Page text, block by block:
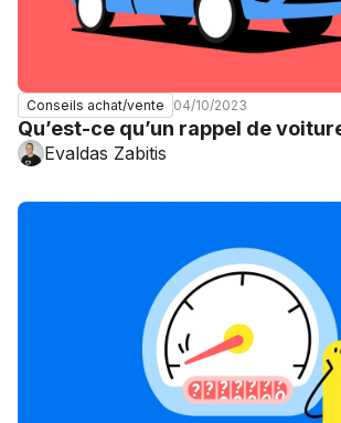
Conseils achat/vente 04/10/2023
Qu’est-ce qu’un rappel de
Evaldas Zabitis